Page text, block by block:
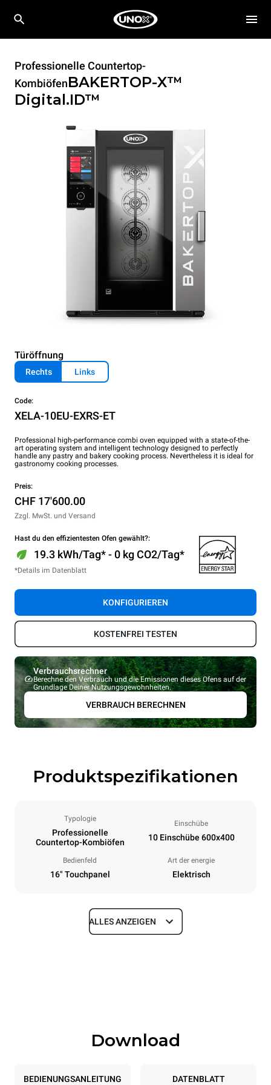
Professionelle Countertop-
KombiöfenBAKERTOP-X™
Digital.ID™
Türöffnung
Rechts Links
Code:
XELA-10EU-EXRS-ET
Professional high-performance combi oven equipped with a state-of-the-
art operating system and intelligent technology designed to perfectly
handle any pastry and bakery cooking process. Nevertheless it is ideal for
gastronomy cooking processes.
Preis:
CHF 17'600.00
Zzgl. MwSt. und Versand
Hast du den effizientesten Ofen gewählt?:
19.3 kWh/Tag* - 0 kg CO2/Tag*
*Details im Datenblatt
KONFIGURIEREN
KOSTENFREI TESTEN
Verbrauchsrechner
Berechne den Verbrauch und die Emissionen dieses Ofens auf der
Grundlage Deiner Nutzungsgewohnheiten.
VERBRAUCH BERECHNEN
Produktspezifikationen
Typologie
Professionelle
Countertop-Kombiöfen
Einschübe
10 Einschübe 600x400
Bedienfeld
16" Touchpanel
Art der energie
Elektrisch
Maße
Spezifikationen der behälter
10 600x400
ALLES ANZEIGEN
Download
BEDIENUNGSANLEITUNG DATENBLATT